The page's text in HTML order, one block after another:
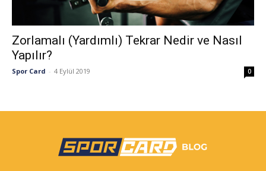
Zorlamalı (Yardımlı) Tekrar Nedir ve Nasıl
Yapılır?
Spor Card - 4 Eylül 2019 0